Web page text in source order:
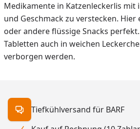
Medikamente in Katzenleckerlis mit
und Geschmack zu verstecken. Hier
oder andere flüssige Snacks
Tabletten auch in weichen
verborgen werden.
Tiefkühlversand für BARF
Kontakt öffnen